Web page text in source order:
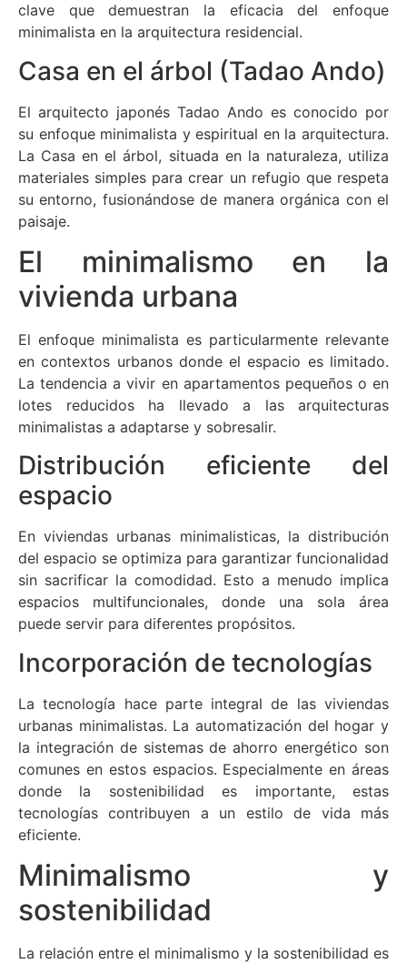
clave que demuestran la eficacia del enfoque
minimalista en la arquitectura residencial.
Casa en el árbol (Tadao Ando)
El arquitecto japonés Tadao Ando es conocido por
su enfoque minimalista y espiritual en la arquitectura.
La Casa en el árbol, situada en la naturaleza, utiliza
materiales simples para crear un refugio que respeta
su entorno, fusionándose de manera orgánica con el
paisaje.
El minimalismo en la
vivienda urbana
El enfoque minimalista es particularmente relevante
en contextos urbanos donde el espacio es limitado.
La tendencia a vivir en apartamentos pequeños o en
lotes reducidos ha llevado a las arquitecturas
minimalistas a adaptarse y sobresalir.
Distribución eficiente del
espacio
En viviendas urbanas minimalisticas, la distribución
del espacio se optimiza para garantizar funcionalidad
sin sacrificar la comodidad. Esto a menudo implica
espacios multifuncionales, donde una sola área
puede servir para diferentes propósitos.
Incorporación de tecnologías
La tecnología hace parte integral de las viviendas
urbanas minimalistas. La automatización del hogar y
la integración de sistemas de ahorro energético son
comunes en estos espacios. Especialmente en áreas
donde la sostenibilidad es importante, estas
tecnologías contribuyen a un estilo de vida más
eficiente.
Minimalismo y
sostenibilidad
La relación entre el minimalismo y la sostenibilidad es